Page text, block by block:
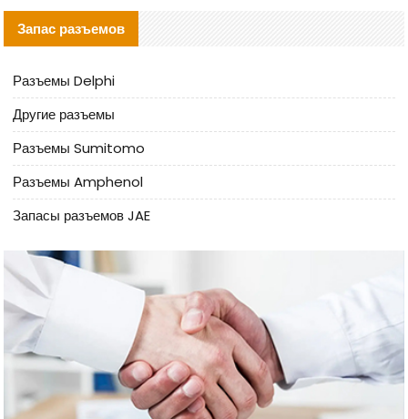
Запас разъемов
Разъемы Delphi
Другие разъемы
Разъемы Sumitomo
Разъемы Amphenol
Запасы разъемов JAE